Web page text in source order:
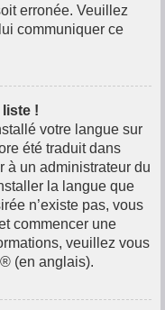
erronée. Veuillez
communiquer ce
liste !
votre langue sur
été traduit dans
à un administrateur du
la langue que
n’existe pas, vous
commencer une
veuillez vous
® (en anglais).